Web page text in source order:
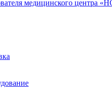
медицинского центра